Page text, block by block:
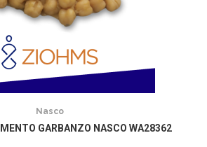
Nasco
GARBANZO NASCO WA28362